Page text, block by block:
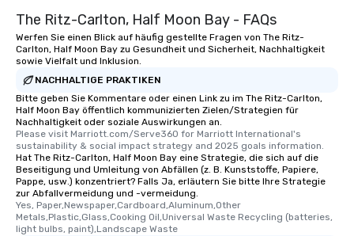
The Ritz-Carlton, Half Moon Bay - FAQs
Werfen Sie einen Blick auf häufig gestellte Fragen von The Ritz-
Carlton, Half Moon Bay zu Gesundheit und Sicherheit, Nachhaltigkeit
sowie Vielfalt und Inklusion.
NACHHALTIGE PRAKTIKEN
Bitte geben Sie Kommentare oder einen Link zu im The Ritz-Carlton,
Half Moon Bay öffentlich kommunizierten Zielen/Strategien für
Nachhaltigkeit oder soziale Auswirkungen an.
Please visit Marriott.com/Serve360 for Marriott International's
sustainability & social impact strategy and 2025 goals information.
Hat The Ritz-Carlton, Half Moon Bay eine Strategie, die sich auf die
Beseitigung und Umleitung von Abfällen (z. B. Kunststoffe, Papiere,
Pappe, usw.) konzentriert? Falls Ja, erläutern Sie bitte Ihre Strategie
zur Abfallvermeidung und -vermeidung.
Yes, Paper,Newspaper,Cardboard,Aluminum,Other
Metals,Plastic,Glass,Cooking Oil,Universal Waste Recycling (batteries,
light bulbs, paint),Landscape Waste